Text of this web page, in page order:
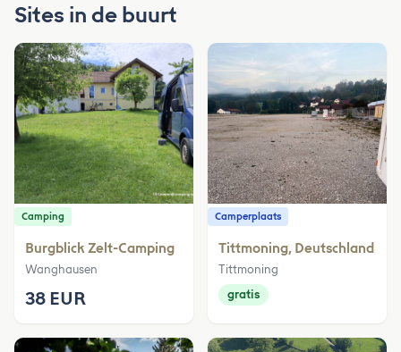
Sites in de buurt
Camping
Burgblick Zelt-Camping
Wanghausen
38 EUR
Camperplaats
Tittmoning, Deutschland
Tittmoning
gratis